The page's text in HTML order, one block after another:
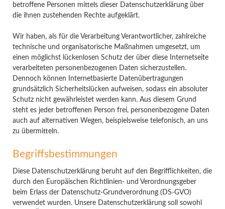
betroffene Personen mittels dieser Datenschutzerklärung über
die ihnen zustehenden Rechte aufgeklärt.
Wir haben, als für die Verarbeitung Verantwortlicher, zahlreiche
technische und organisatorische Maßnahmen umgesetzt, um
einen möglichst lückenlosen Schutz der über diese Internetseite
verarbeiteten personenbezogenen Daten sicherzustellen.
Dennoch können Internetbasierte Datenübertragungen
grundsätzlich Sicherheitslücken aufweisen, sodass ein absoluter
Schutz nicht gewährleistet werden kann. Aus diesem Grund
steht es jeder betroffenen Person frei, personenbezogene Daten
auch auf alternativen Wegen, beispielsweise telefonisch, an uns
zu übermitteln.
Begriffsbestimmungen
Diese Datenschutzerklärung beruht auf den Begrifflichkeiten, die
durch den Europäischen Richtlinien- und Verordnungsgeber
beim Erlass der Datenschutz-Grundverordnung (DS-GVO)
verwendet wurden. Unsere Datenschutzerklärung soll sowohl